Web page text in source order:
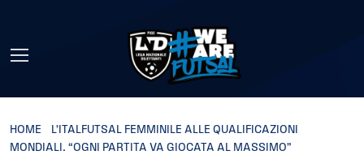
HOME
L’ITALFUTSAL FEMMINILE ALLE QUALIFICAZIONI
MONDIALI. “OGNI PARTITA VA GIOCATA AL MASSIMO”